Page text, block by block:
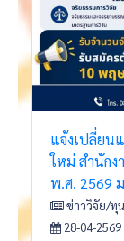
แจ้งเปลี่ยน
ใหม่ สำนักง
พ.ศ. 2569
ข่าววิจัย/ทุน